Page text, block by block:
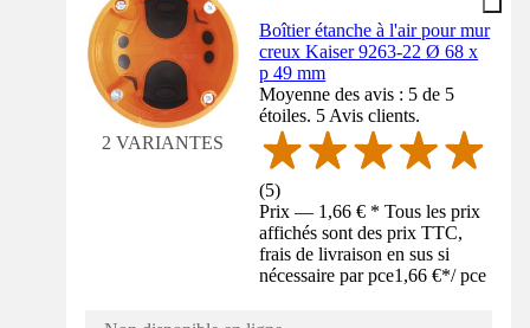
2 VARIANTES
Boîtier étanche à l'air pour mur
creux Kaiser 9263-22 Ø 68 x
p 49 mm
Moyenne des avis : 5 de 5
étoiles. 5 Avis clients.
(5)
Prix — 1,66 € * Tous les prix
affichés sont des prix TTC,
frais de livraison en sus si
nécessaire par pce1,66 €*/ pce